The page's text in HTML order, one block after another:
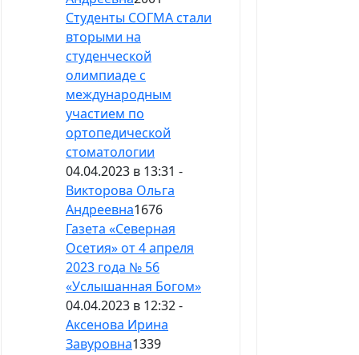
Студенты СОГМА стали
вторыми на
студенческой
олимпиаде с
международным
участием по
ортопедической
стоматологии
04.04.2023 в 13:31 -
Викторова Ольга
Андреевна1676
Газета «Северная
Осетия» от 4 апреля
2023 года № 56
«Услышанная Богом»
04.04.2023 в 12:32 -
Аксенова Ирина
Завуровна1339